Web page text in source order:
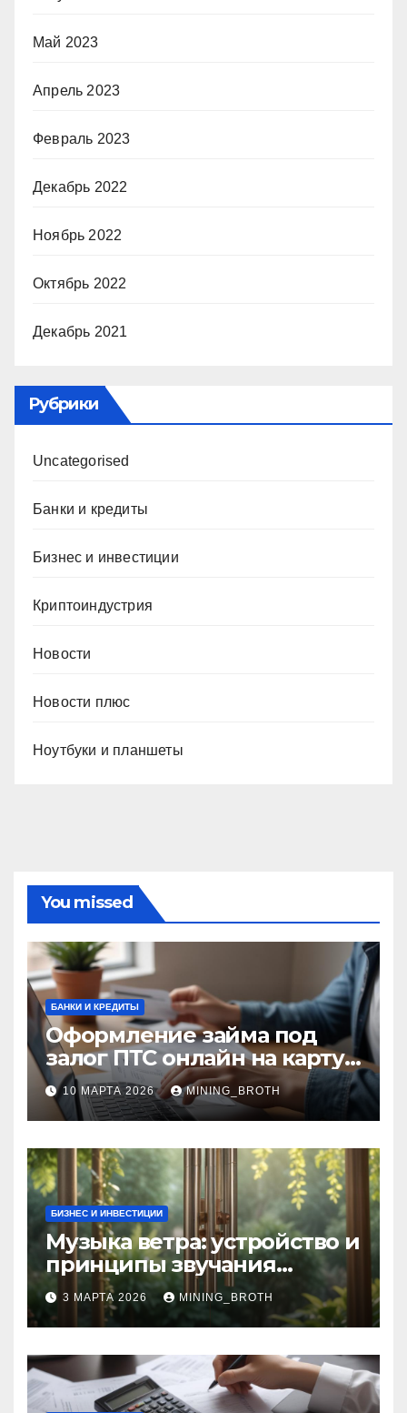
Май 2023
Апрель 2023
Февраль 2023
Декабрь 2022
Ноябрь 2022
Октябрь 2022
Декабрь 2021
Рубрики
Uncategorised
Банки и кредиты
Бизнес и инвестиции
Криптоиндустрия
Новости
Новости плюс
Ноутбуки и планшеты
You missed
БАНКИ И КРЕДИТЫ
Оформление займа под
залог ПТС онлайн на карту
без визита в офис: порядок,
требования и документы
10 МАРТА 2026 MINING_BROTH
БИЗНЕС И ИНВЕСТИЦИИ
Музыка ветра: устройство и
принципы звучания
колокольчиков
3 МАРТА 2026 MINING_BROTH